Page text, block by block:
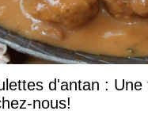
d'antan : Une
nous!